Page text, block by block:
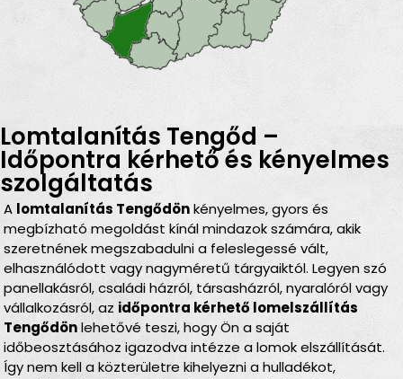
Lomtalanítás Tengőd –
Időpontra kérhető és kényelmes
szolgáltatás
A lomtalanítás Tengődönkényelmes, gyors és
megbízható megoldást kínál mindazok számára, akik
szeretnének megszabadulni a feleslegessé vált,
elhasználódott vagy nagyméretű tárgyaiktól. Legyen szó
panellakásról, családi házról, társasházról, nyaralóról vagy
vállalkozásról, az időpontra kérhető lomelszállítás
Tengődönlehetővé teszi, hogy Ön a saját
időbeosztásához igazodva intézze a lomok elszállítását.
Így nem kell a közterületre kihelyezni a hulladékot,